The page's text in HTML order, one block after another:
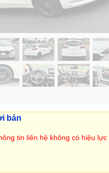
bán
tin liên hệ không có hiệu lực